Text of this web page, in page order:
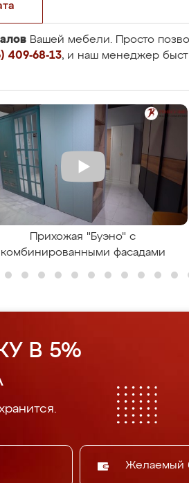
Вашей мебели. Просто
409-68-13, и наш менеджер
Прихожая "Буэно" с
комбинированными фасадами
В 5%
Желаемый